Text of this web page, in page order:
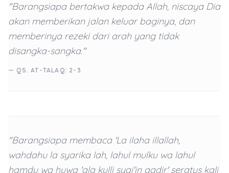
"Barangsiapa bertakwa kepada Allah, niscaya Dia
akan memberikan jalan keluar baginya, dan
memberinya rezeki dari arah yang tidak
disangka-sangka."
— QS. AT-TALAQ: 2-3
"Barangsiapa membaca 'La ilaha illallah,
wahdahu la syarika lah, lahul mulku wa lahul
hamdu wa huwa 'ala kulli syai'in qadir' seratus kali